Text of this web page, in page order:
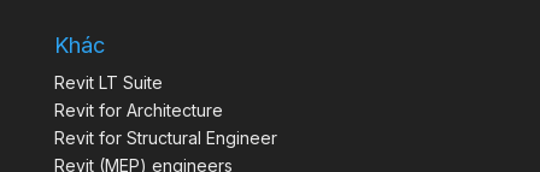
Khác
Revit LT Suite
Revit for Architecture
Revit for Structural Engineer
Revit (MEP) engineers